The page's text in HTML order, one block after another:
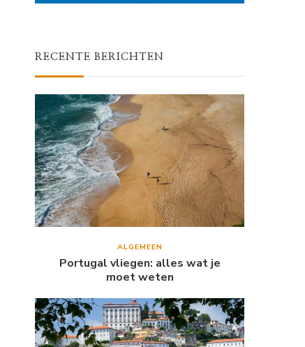
RECENTE BERICHTEN
ALGEMEEN
Portugal vliegen: alles wat je
moet weten